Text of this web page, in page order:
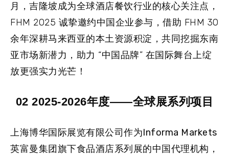
月，吉隆坡成为全球酒店餐饮行业的核心关注点，
FHM 2025 诚挚邀约中国企业参与，借助 FHM 30
余年深耕马来西亚的本土资源积淀，共同挖掘东南
亚市场新潜力，助力 “中国品牌” 在国际舞台上绽
放更强实力光芒！
02 2025-2026年度——全球展系列项目
上海博华国际展览有限公司作为Informa Markets
英富曼集团旗下食品酒店系列展的中国代理机构，